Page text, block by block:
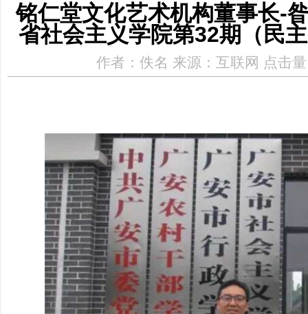
铭仁堂文化艺术机构董事长-
省社会主义学院第32期（民
作者：佚名 来源：互联网 点击